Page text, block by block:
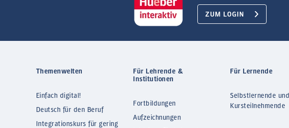
ZUM LOGIN
Themenwelten
Einfach digital!
Deutsch für den Beruf
Integrationskurs für gering
Für Lehrende &
Institutionen
Fortbildungen
Aufzeichnungen
Für Lernende
Selbstlernende und
Kursteilnehmende